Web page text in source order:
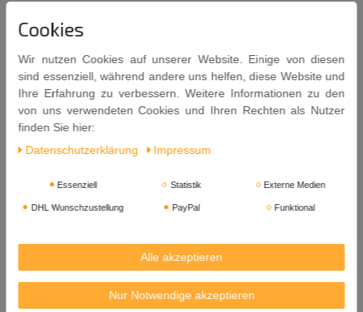
540ml Wasser zum Kochen bringen.
6 Essöffel Suppenpaste unterrühren bis sie aufgelöst ist.
3-6g
Shimaya Dashino Moto
(Würzmittel für Suppen)
hinzugeben.
Wahlweise Gemüse, Fleisch oder Fisch hinzugeben.
Tipp: Durch das Mischen von heller und dunkler Miso
Geschmack.
Shimaya Dashino Moto
- gibt es auch in unserem Shop > soweit
verfügbar (siehe Suppen).
Geschmacksverstärker: Mononatriumglutamat, Farbstoff:
Cookies
Wir nutzen Cookies auf unserer Website. Einige von diesen
sind essenziell, während andere uns helfen, diese Website und
Ihre Erfahrung zu verbessern. Weitere Informationen zu den
von uns verwendeten Cookies und Ihren Rechten als Nutzer
finden Sie hier:
Daten­schutz­erklärung
Impressum
Essenziell Statistik Externe Medien
DHL Wunschzustellung PayPal Funktional
Alle akzeptieren
Nur Notwendige akzeptieren